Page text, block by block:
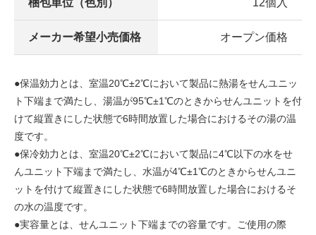
梱包単位（色別） 12個入
メーカー希望小売価格 オープン価格
●保温効力とは、室温20℃±2℃において製品に熱湯をせんユニッ
ト下端まで満たし、湯温が95℃±1℃のときからせんユニットを付
けて縦置きにした状態で6時間放置した場合におけるその湯の温
度です。
●保冷効力とは、室温20℃±2℃において製品に4℃以下の水をせ
んユニット下端まで満たし、水温が4℃±1℃のときからせんユニ
ットを付けて縦置きにした状態で6時間放置した場合におけるそ
の水の温度です。
●実容量とは、せんユニット下端までの容量です。ご使用の際